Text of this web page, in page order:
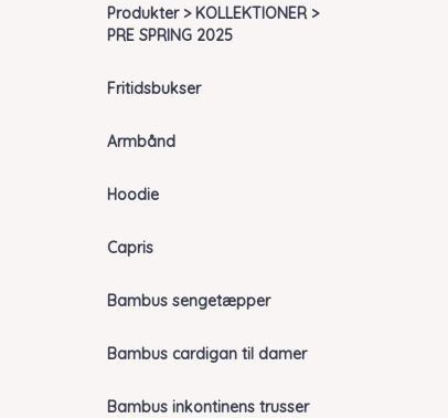
Produkter > KOLLEKTIONER >
PRE SPRING 2025
Fritidsbukser
Armbånd
Hoodie
Capris
Bambus sengetæpper
Bambus cardigan til damer
Bambus inkontinens trusser